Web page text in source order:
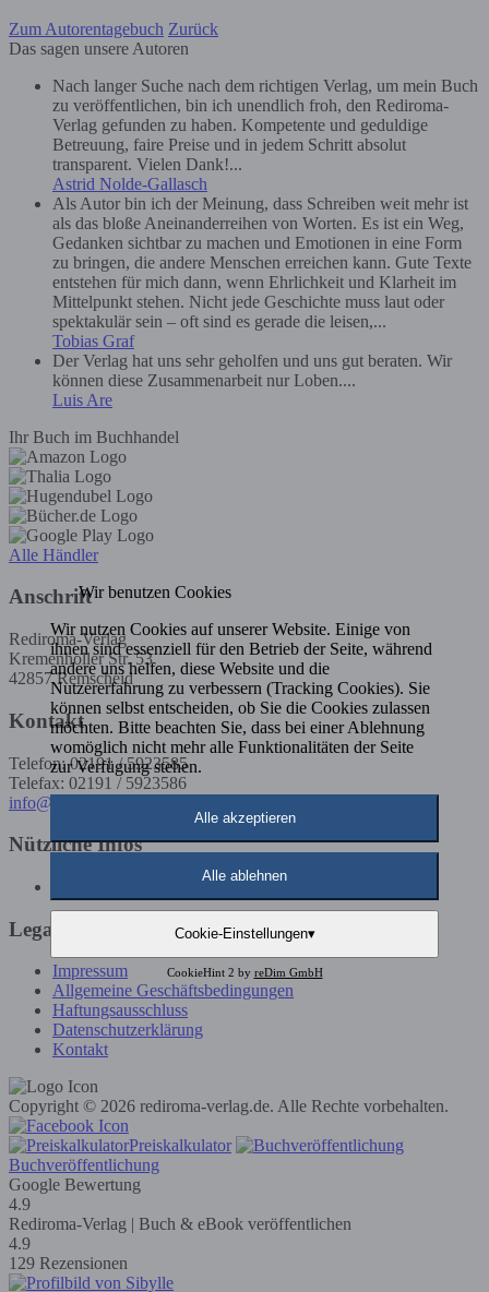
Zum Autorentagebuch Zurück
Das sagen unsere Autoren
Nach langer Suche nach dem richtigen Verlag, um mein Buch
zu veröffentlichen, bin ich unendlich froh, den Rediroma-
Verlag gefunden zu haben. Kompetente und geduldige
Betreuung, faire Preise und in jedem Schritt absolut
transparent. Vielen Dank!...
Astrid Nolde-Gallasch
Als Autor bin ich der Meinung, dass Schreiben weit mehr ist
als das bloße Aneinanderreihen von Worten. Es ist ein Weg,
Gedanken sichtbar zu machen und Emotionen in eine Form
zu bringen, die andere Menschen erreichen kann. Gute Texte
entstehen für mich dann, wenn Ehrlichkeit und Klarheit im
Mittelpunkt stehen. Nicht jede Geschichte muss laut oder
spektakulär sein – oft sind es gerade die leisen,...
Tobias Graf
Der Verlag hat uns sehr geholfen und uns gut beraten. Wir
können diese Zusammenarbeit nur Loben....
Luis Are
Ihr Buch im Buchhandel
Alle Händler
Anschrift
Rediroma-Verlag
Kremenholler Str. 53
42857 Remscheid
Kontakt
Telefon: 02191 / 5923585
Telefax: 02191 / 5923586
info@rediroma-verlag.de
Nützliche Infos
Günstige Buchveröffentlichung
Legals
Impressum
Allgemeine Geschäftsbedingungen
Haftungsausschluss
Datenschutzerklärung
Kontakt
Copyright © 2026 rediroma-verlag.de. Alle Rechte vorbehalten.
Preiskalkulator
Buchveröffentlichung
Google Bewertung
4.9
Rediroma-Verlag | Buch & eBook veröffentlichen
4.9
129 Rezensionen
Wir benutzen Cookies
Wir nutzen Cookies auf unserer Website. Einige von
ihnen sind essenziell für den Betrieb der Seite, während
andere uns helfen, diese Website und die
Nutzererfahrung zu verbessern (Tracking Cookies). Sie
können selbst entscheiden, ob Sie die Cookies zulassen
möchten. Bitte beachten Sie, dass bei einer Ablehnung
womöglich nicht mehr alle Funktionalitäten der Seite
zur Verfügung stehen.
Alle akzeptieren
Alle ablehnen
Cookie-Einstellungen▾
CookieHint 2 by reDim GmbH